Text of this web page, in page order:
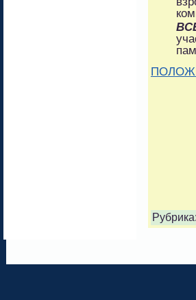
Рубрика: